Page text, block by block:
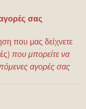
σας
που μας δείχνετε
που μπορείτε να
αγορές σας